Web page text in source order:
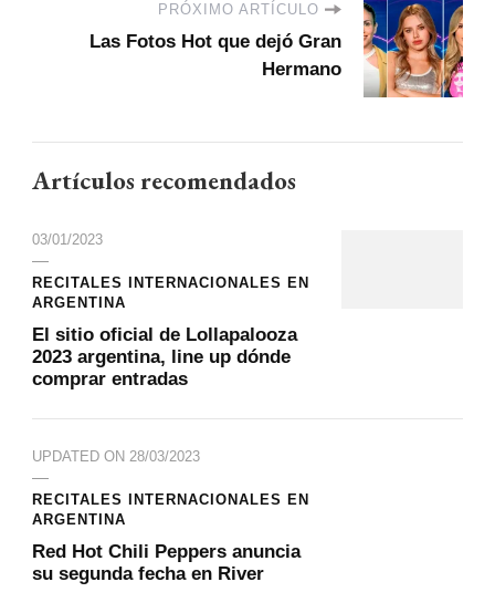
PRÓXIMO ARTÍCULO
Las Fotos Hot que dejó Gran
Hermano
Artículos recomendados
03/01/2023
RECITALES INTERNACIONALES EN
ARGENTINA
El sitio oficial de Lollapalooza
2023 argentina, line up dónde
comprar entradas
UPDATED ON 28/03/2023
RECITALES INTERNACIONALES EN
ARGENTINA
Red Hot Chili Peppers anuncia
su segunda fecha en River